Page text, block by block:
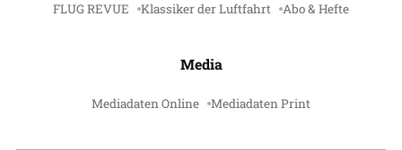
FLUG REVUE Klassiker der Luftfahrt Abo & Hefte
Media
Mediadaten Online Mediadaten Print